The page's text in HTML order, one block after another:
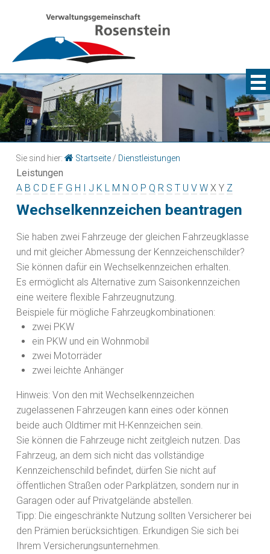
Sie sind hier: Startseite / Dienstleistungen
Leistungen
A B C D E F G H I J K L M N O P Q R S T U V W X Y Z
Wechselkennzeichen beantragen
Sie haben zwei Fahrzeuge der gleichen Fahrzeugklasse
und mit gleicher Abmessung der Kennzeichenschilder?
Sie können dafür ein Wechselkennzeichen erhalten.
Es ermöglicht als Alternative zum Saisonkennzeichen
eine weitere flexible Fahrzeugnutzung.
Beispiele für mögliche Fahrzeugkombinationen:
zwei PKW
ein PKW und ein Wohnmobil
zwei Motorräder
zwei leichte Anhänger
Hinweis: Von den mit Wechselkennzeichen
zugelassenen Fahrzeugen kann eines oder können
beide auch Oldtimer mit H-Kennzeichen sein.
Sie können die Fahrzeuge nicht zeitgleich nutzen. Das
Fahrzeug, an dem sich nicht das vollständige
Kennzeichenschild befindet, dürfen Sie nicht auf
öffentlichen Straßen oder Parkplätzen, sondern nur in
Garagen oder auf Privatgelände abstellen.
Tipp: Die eingeschränkte Nutzung sollten Versicherer bei
den Prämien berücksichtigen. Erkundigen Sie sich bei
Ihrem Versicherungsunternehmen.